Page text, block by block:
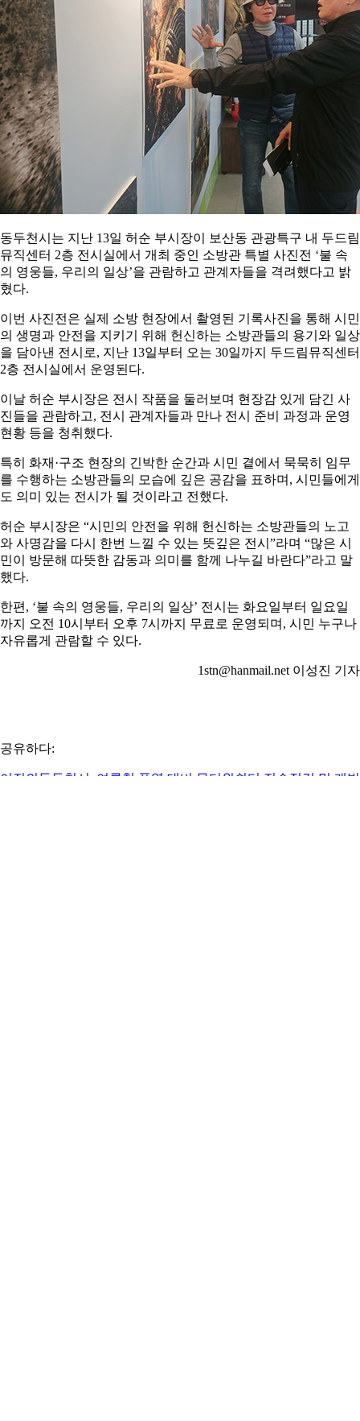
동두천시는 지난 13일 허순 부시장이 보산동 관광특구 내 두드림
뮤직센터 2층 전시실에서 개최 중인 소방관 특별 사진전 ‘불 속
의 영웅들, 우리의 일상’을 관람하고 관계자들을 격려했다고 밝
혔다.
이번 사진전은 실제 소방 현장에서 촬영된 기록사진을 통해 시민
의 생명과 안전을 지키기 위해 헌신하는 소방관들의 용기와 일상
을 담아낸 전시로, 지난 13일부터 오는 30일까지 두드림뮤직센터
2층 전시실에서 운영된다.
이날 허순 부시장은 전시 작품을 둘러보며 현장감 있게 담긴 사
진들을 관람하고, 전시 관계자들과 만나 전시 준비 과정과 운영
현황 등을 청취했다.
특히 화재·구조 현장의 긴박한 순간과 시민 곁에서 묵묵히 임무
를 수행하는 소방관들의 모습에 깊은 공감을 표하며, 시민들에게
도 의미 있는 전시가 될 것이라고 전했다.
허순 부시장은 “시민의 안전을 위해 헌신하는 소방관들의 노고
와 사명감을 다시 한번 느낄 수 있는 뜻깊은 전시”라며 “많은 시
민이 방문해 따뜻한 감동과 의미를 함께 나누길 바란다”라고 말
했다.
한편, ‘불 속의 영웅들, 우리의 일상’ 전시는 화요일부터 일요일
까지 오전 10시부터 오후 7시까지 무료로 운영되며, 시민 누구나
자유롭게 관람할 수 있다.
1stn@hanmail.net 이성진 기자
공유하다:
이전의 동두천시, 여름철 폭염 대비 무더위쉼터 전수점검 및 개방